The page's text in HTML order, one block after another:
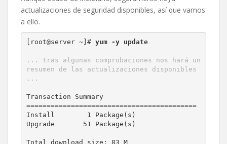
actualizaciones de seguridad disponibles, así que vamos
a ello.
[root@server ~]# yum -y update
... tras algunas comprobaciones nos hará un
resumen de las actualizaciones disponibles
...
Transaction Summary
==========================================
Install        1 Package(s)
Upgrade       51 Package(s)
Total download size: 83 M